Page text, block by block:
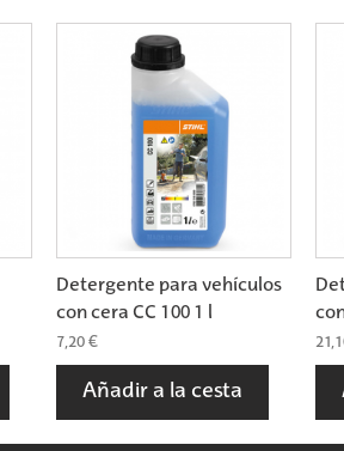
Detergente para vehículos
con cera CC 100 1 l
7,20 €
Añadir a la cesta